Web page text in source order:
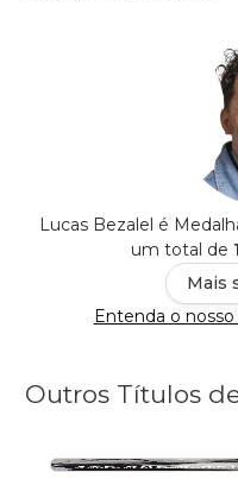
Lucas Bezalel é
um total de
Mais
Entenda o
Outros Títulos